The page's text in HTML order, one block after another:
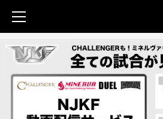
contentPrimary